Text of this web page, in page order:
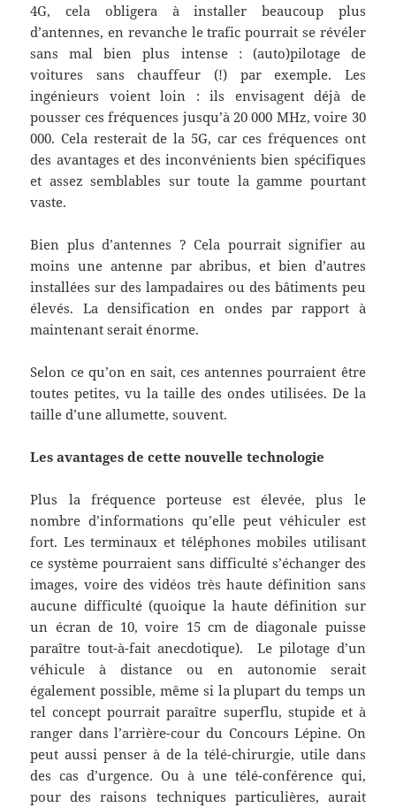
4G, cela obligera à installer beaucoup plus
d’antennes, en revanche le trafic pourrait se révéler
sans mal bien plus intense : (auto)pilotage de
voitures sans chauffeur (!) par exemple. Les
ingénieurs voient loin : ils envisagent déjà de
pousser ces fréquences jusqu’à 20 000 MHz, voire 30
000. Cela resterait de la 5G, car ces fréquences ont
des avantages et des inconvénients bien spécifiques
et assez semblables sur toute la gamme pourtant
vaste.
Bien plus d’antennes ? Cela pourrait signifier au
moins une antenne par abribus, et bien d’autres
installées sur des lampadaires ou des bâtiments peu
élevés. La densification en ondes par rapport à
maintenant serait énorme.
Selon ce qu’on en sait, ces antennes pourraient être
toutes petites, vu la taille des ondes utilisées. De la
taille d’une allumette, souvent.
Les avantages de cette nouvelle technologie
Plus la fréquence porteuse est élevée, plus le
nombre d’informations qu’elle peut véhiculer est
fort. Les terminaux et téléphones mobiles utilisant
ce système pourraient sans difficulté s’échanger des
images, voire des vidéos très haute définition sans
aucune difficulté (quoique la haute définition sur
un écran de 10, voire 15 cm de diagonale puisse
paraître tout-à-fait anecdotique). Le pilotage d’un
véhicule à distance ou en autonomie serait
également possible, même si la plupart du temps un
tel concept pourrait paraître superflu, stupide et à
ranger dans l’arrière-cour du Concours Lépine. On
peut aussi penser à de la télé-chirurgie, utile dans
des cas d’urgence. Ou à une télé-conférence qui,
pour des raisons techniques particulières, aurait